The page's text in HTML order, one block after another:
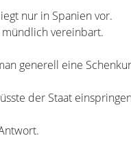
nur in Spanien vor.
vereinbart.
generell eine
der Staat